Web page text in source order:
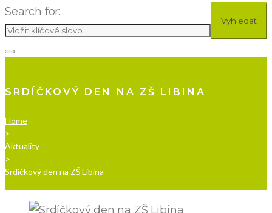
Search for:
Vyhledat
SRDÍČKOVÝ DEN NA ZŠ LIBINA
Home
>
Aktuality
>
Srdíčkový den na ZŠ Libina